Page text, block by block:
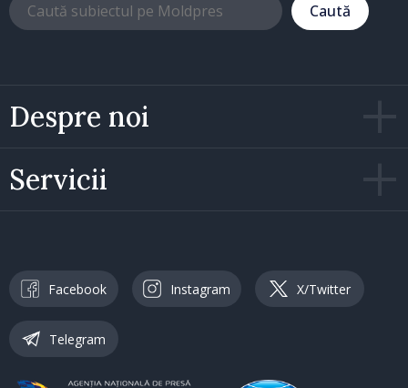
Despre noi
Servicii
Caută
Facebook Instagram X/Twitter
Telegram